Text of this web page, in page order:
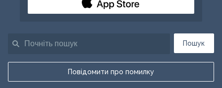
Пошук
Повідомити про помилку